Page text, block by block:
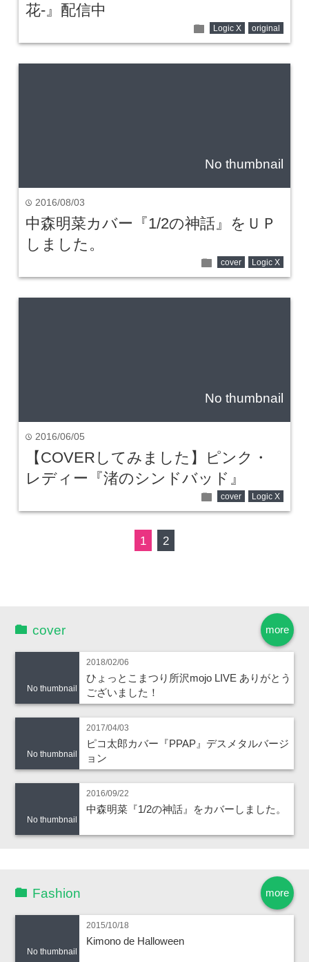
花-』配信中
folder Logic X original
No thumbnail
time 2016/08/03
中森明菜カバー『1/2の神話』をＵＰ
しました。
folder cover Logic X
No thumbnail
time 2016/06/05
【COVERしてみました】ピンク・
レディー『渚のシンドバッド』
folder cover Logic X
1 2
more
cover
No thumbnail
2018/02/06
ひょっとこまつり所沢mojo LIVE ありがとう
ございました！
No thumbnail
2017/04/03
ピコ太郎カバー『PPAP』デスメタルバージ
ョン
No thumbnail
2016/09/22
中森明菜『1/2の神話』をカバーしました。
more
Fashion
No thumbnail
2015/10/18
Kimono de Halloween